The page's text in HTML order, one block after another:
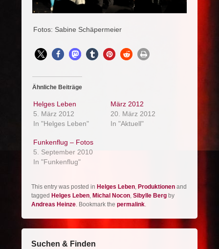
Fotos: Sabine Schäpermeier
Ähnliche Beiträge
Helges Leben
5. März 2012
In "Helges Leben"
März 2012
20. März 2012
In "Aktuell"
Funkenflug – Fotos
5. September 2010
In "Funkenflug"
This entry was posted in Helges Leben, Produktionen and
tagged Helges Leben, Michal Nocon, Sibylle Berg by
Andreas Heinze. Bookmark the permalink.
Suchen & Finden